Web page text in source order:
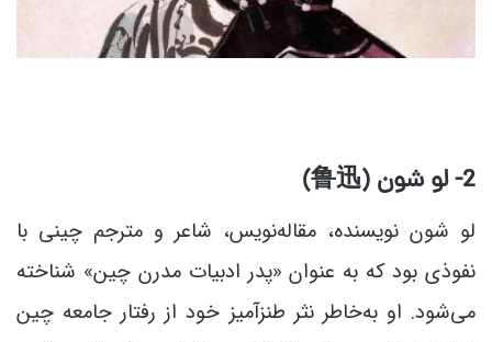
2- لو شون ( 鲁迅
)
لو شون نویسنده، مقاله‌نویس، شاعر و مترجم چینی با
نفوذی بود که به عنوان «پدر ادبیات مدرن چین» شناخته
می‌شود. او به‌خاطر نثر طنزآمیز خود از رفتار جامعه چین